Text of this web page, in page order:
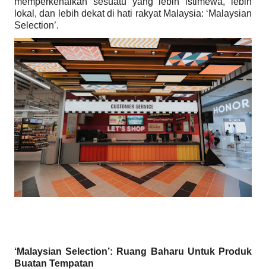
lokal, dan lebih dekat di hati rakyat Malaysia: ‘Malaysian
Selection’.
‘Malaysian Selection’: Ruang Baharu Untuk Produk
Buatan Tempatan